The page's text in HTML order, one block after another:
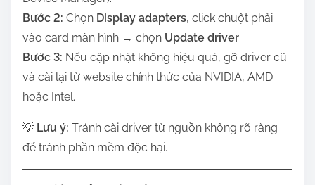
Bước 2: Chọn Display adapters, click chuột phải
vào card màn hình → chọn Update driver.
Bước 3: Nếu cập nhật không hiệu quả, gỡ driver cũ
và cài lại từ website chính thức của NVIDIA, AMD
hoặc Intel.
💡 Lưu ý: Tránh cài driver từ nguồn không rõ ràng
để tránh phần mềm độc hại.